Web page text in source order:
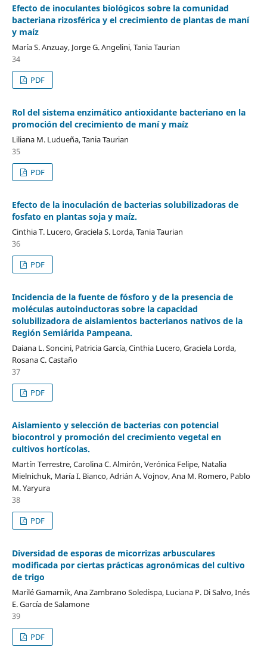
Efecto de inoculantes biológicos sobre la comunidad
bacteriana rizosférica y el crecimiento de plantas de maní
y maíz
María S. Anzuay, Jorge G. Angelini, Tania Taurian
34
PDF
Rol del sistema enzimático antioxidante bacteriano en la
promoción del crecimiento de maní y maíz
Liliana M. Ludueña, Tania Taurian
35
PDF
Efecto de la inoculación de bacterias solubilizadoras de
fosfato en plantas soja y maíz.
Cinthia T. Lucero, Graciela S. Lorda, Tania Taurian
36
PDF
Incidencia de la fuente de fósforo y de la presencia de
moléculas autoinductoras sobre la capacidad
solubilizadora de aislamientos bacterianos nativos de la
Región Semiárida Pampeana.
Daiana L. Soncini, Patricia García, Cinthia Lucero, Graciela Lorda,
Rosana C. Castaño
37
PDF
Aislamiento y selección de bacterias con potencial
biocontrol y promoción del crecimiento vegetal en
cultivos hortícolas.
Martín Terrestre, Carolina C. Almirón, Verónica Felipe, Natalia
Mielnichuk, María I. Bianco, Adrián A. Vojnov, Ana M. Romero, Pablo
M. Yaryura
38
PDF
Diversidad de esporas de micorrizas arbusculares
modificada por ciertas prácticas agronómicas del cultivo
de trigo
Marilé Gamarnik, Ana Zambrano Soledispa, Luciana P. Di Salvo, Inés
E. García de Salamone
39
PDF